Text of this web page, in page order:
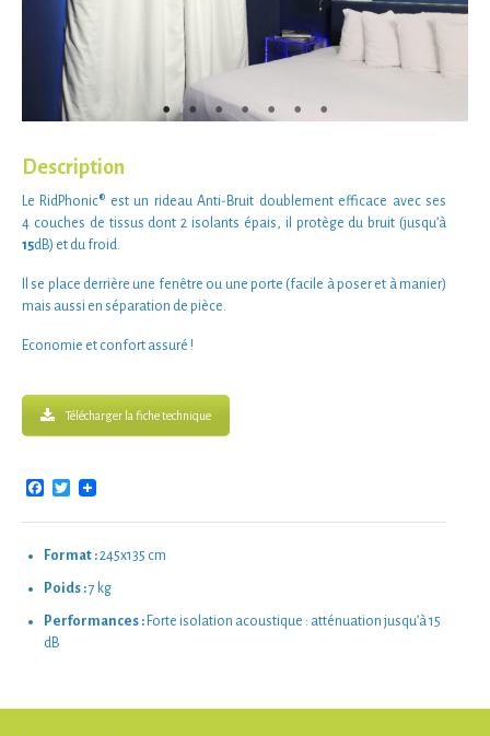
Description
Le RidPhonic® est un rideau Anti-Bruit doublement efficace avec ses
4 couches de tissus dont 2 isolants épais , il protège du bruit (jusqu’à
15dB) et du froid
Il se place derrière une fenêtre ou une porte (facile à poser et à manier)
mais aussi en séparation de pièce
Economie et confort assuré !
Télécharger la fiche technique
Facebook
Twitter
Format :245x135 cm
Poids :7 kg
Performances : Forte isolation acoustique : atténuation jusqu’à 15
dB